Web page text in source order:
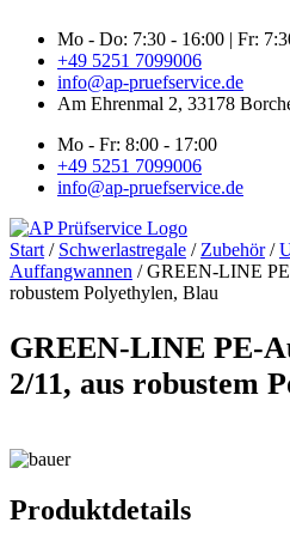
Inhalt
springen
Mo - Do: 7:30 - 16:00 | Fr:
+49 5251 7099006
info@ap-pruefservice.de
Am Ehrenmal 2, 33178
Mo - Fr: 8:00 - 17:00
+49 5251 7099006
info@ap-pruefservice.de
Start / Schwerlastregale / Zubehör/
Auffangwannen / GREEN-LINE
robustem Polyethylen, Blau
GREEN-LINE PE-
2/11, aus robustem
Produktdetails